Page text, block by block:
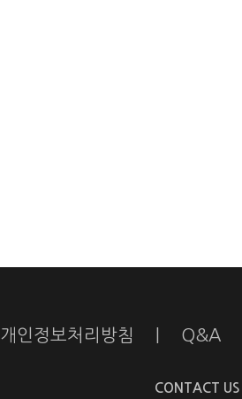
개인정보처리방침 Q&A
CONTACT US